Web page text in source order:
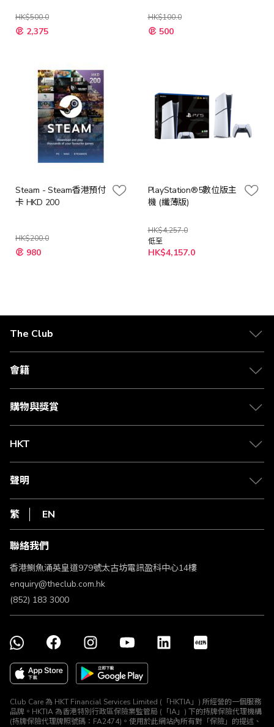
HK$500.0
特
殊 2,375
HK$100.0
特
殊 500
Steam - Steam香港預付
卡 HKD 200
HK$200.0
特
殊 980
PlayStation®5數位版主
機 (纖薄版)
HK$4,257.0
低至
HK$4,157.0
The Club
關於 The Club
合作夥伴
媒體中心
會籍
會籍及專屬禮遇
賺取積分
購物與獎賞
物流與配送
Club Shopping 商品領取站
常見問題
HKT
csl.
1010
HKT
聲明
私隱聲明
使用條款
條款及細則
不歧視及不騷擾聲明
認可牌照及通告
繁 EN
聯絡我們
香港鰂魚涌英皇道979號太古坊電訊盈科中心14樓
enquiry@theclub.com.hk
(852) 183 3000
Club Care 為 HKT Financial Services Limited (「HKTIA」) 所經營的一個服務
品牌。HKTIA 為香港特別行政區保險業監管局 (「IA」) 下的持牌保險代理機構
(持牌保險代理牌照號碼：FA2474)。使用於此網站內所有對「保險」的提述、